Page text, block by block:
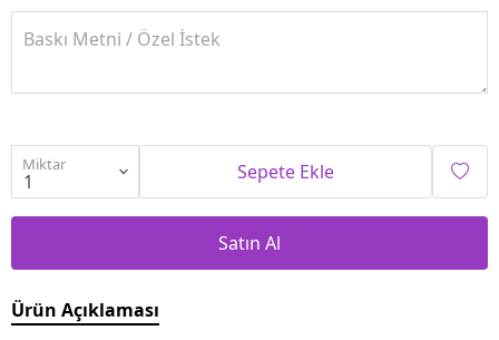
Miktar Sepete Ekle
Satın Al
Ürün Açıklaması